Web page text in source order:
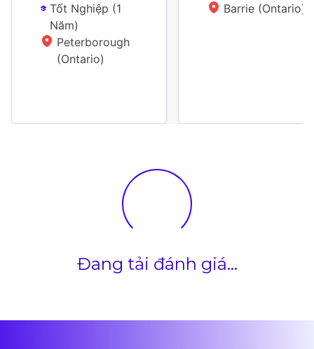
Tốt Nghiệp (1
Năm)
Peterborough
(Ontario)
Barrie (Ontario)
Đang tải đánh giá...